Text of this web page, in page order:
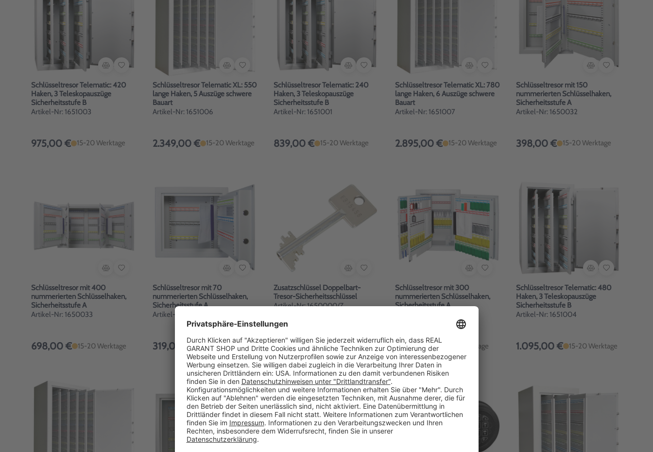
Schlüsseltresor Telematic: 420
Haken, 3 Teleskopauszüge
Sicherheitsstufe B
Artikel-Nr: 1651003
975,00 € 15-20 Werktage
Schlüsseltresor Telematic XL: 550
lange Haken, 5 Auszüge schwere
Bauart
Artikel-Nr: 1651006
2.349,00 € 15-20 Werktage
Schlüsseltresor Telematic: 240
Haken, 3 Teleskopauszüge
Sicherheitsstufe B
Artikel-Nr: 1651001
839,00 € 15-20 Werktage
Schlüsseltresor Telematic XL: 780
lange Haken, 6 Auszüge schwere
Bauart
Artikel-Nr: 1651007
2.895,00 € 15-20 Werktage
Schlüsseltresor mit 150
nummerierten Schlüsselhaken,
Sicherheitsstufe A
Artikel-Nr: 1650032
398,00 € 15-20 Werktage
Schlüsseltresor mit 400
nummerierten Schlüsselhaken,
Sicherheitsstufe A
Artikel-Nr: 1650033
698,00 € 15-20 Werktage
Schlüsseltresor mit 70
nummerierten Schlüsselhaken,
Sicherheitsstufe A
Artikel-Nr: 1650002
319,00 € 10-15 Werktage
Zusatzschlüssel Doppelbart-
Tresor-Sicherheitsschlüssel
Artikel-Nr: 1650000/Z
49,00 € 15-20 Werktage
Schlüsseltresor mit 300
nummerierten Schlüsselhaken,
Sicherheitsstufe A
545,00 € 10-15 Werktage
Schlüsseltresor Telematic: 480
Haken, 3 Teleskopauszüge
Sicherheitsstufe B
Artikel-Nr: 1651004
1.095,00 € 15-20 Werktage